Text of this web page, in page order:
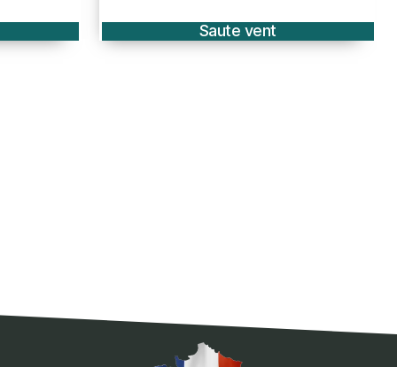
Saute vent